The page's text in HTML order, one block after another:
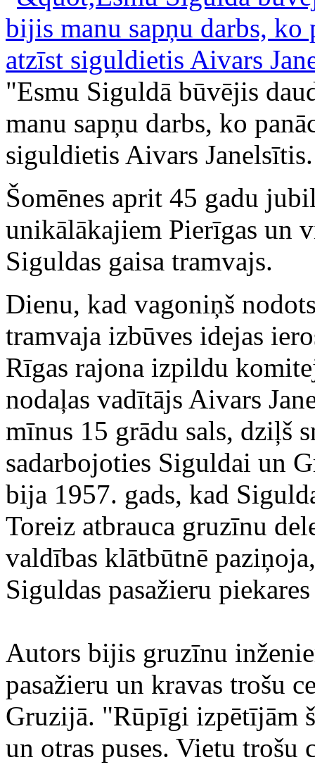
"Esmu Siguldā būvējis
manu sapņu darbs, ko
siguldietis Aivars Janelsītis.
Šomēnes aprit 45 gadu
unikālākajiem Pierīgas un
Siguldas gaisa tramvajs.
Dienu, kad vagoniņš
tramvaja izbūves idejas
Rīgas rajona izpildu
nodaļas vadītājs Aivars
mīnus 15 grādu sals, dziļš
sadarbojoties Siguldai un
bija 1957. gads, kad
Toreiz atbrauca gruzīnu
valdības klātbūtnē
Siguldas pasažieru
Autors bijis gruzīnu
pasažieru un kravas trošu
Gruzijā. "Rūpīgi izpētījām
un otras puses. Vietu trošu